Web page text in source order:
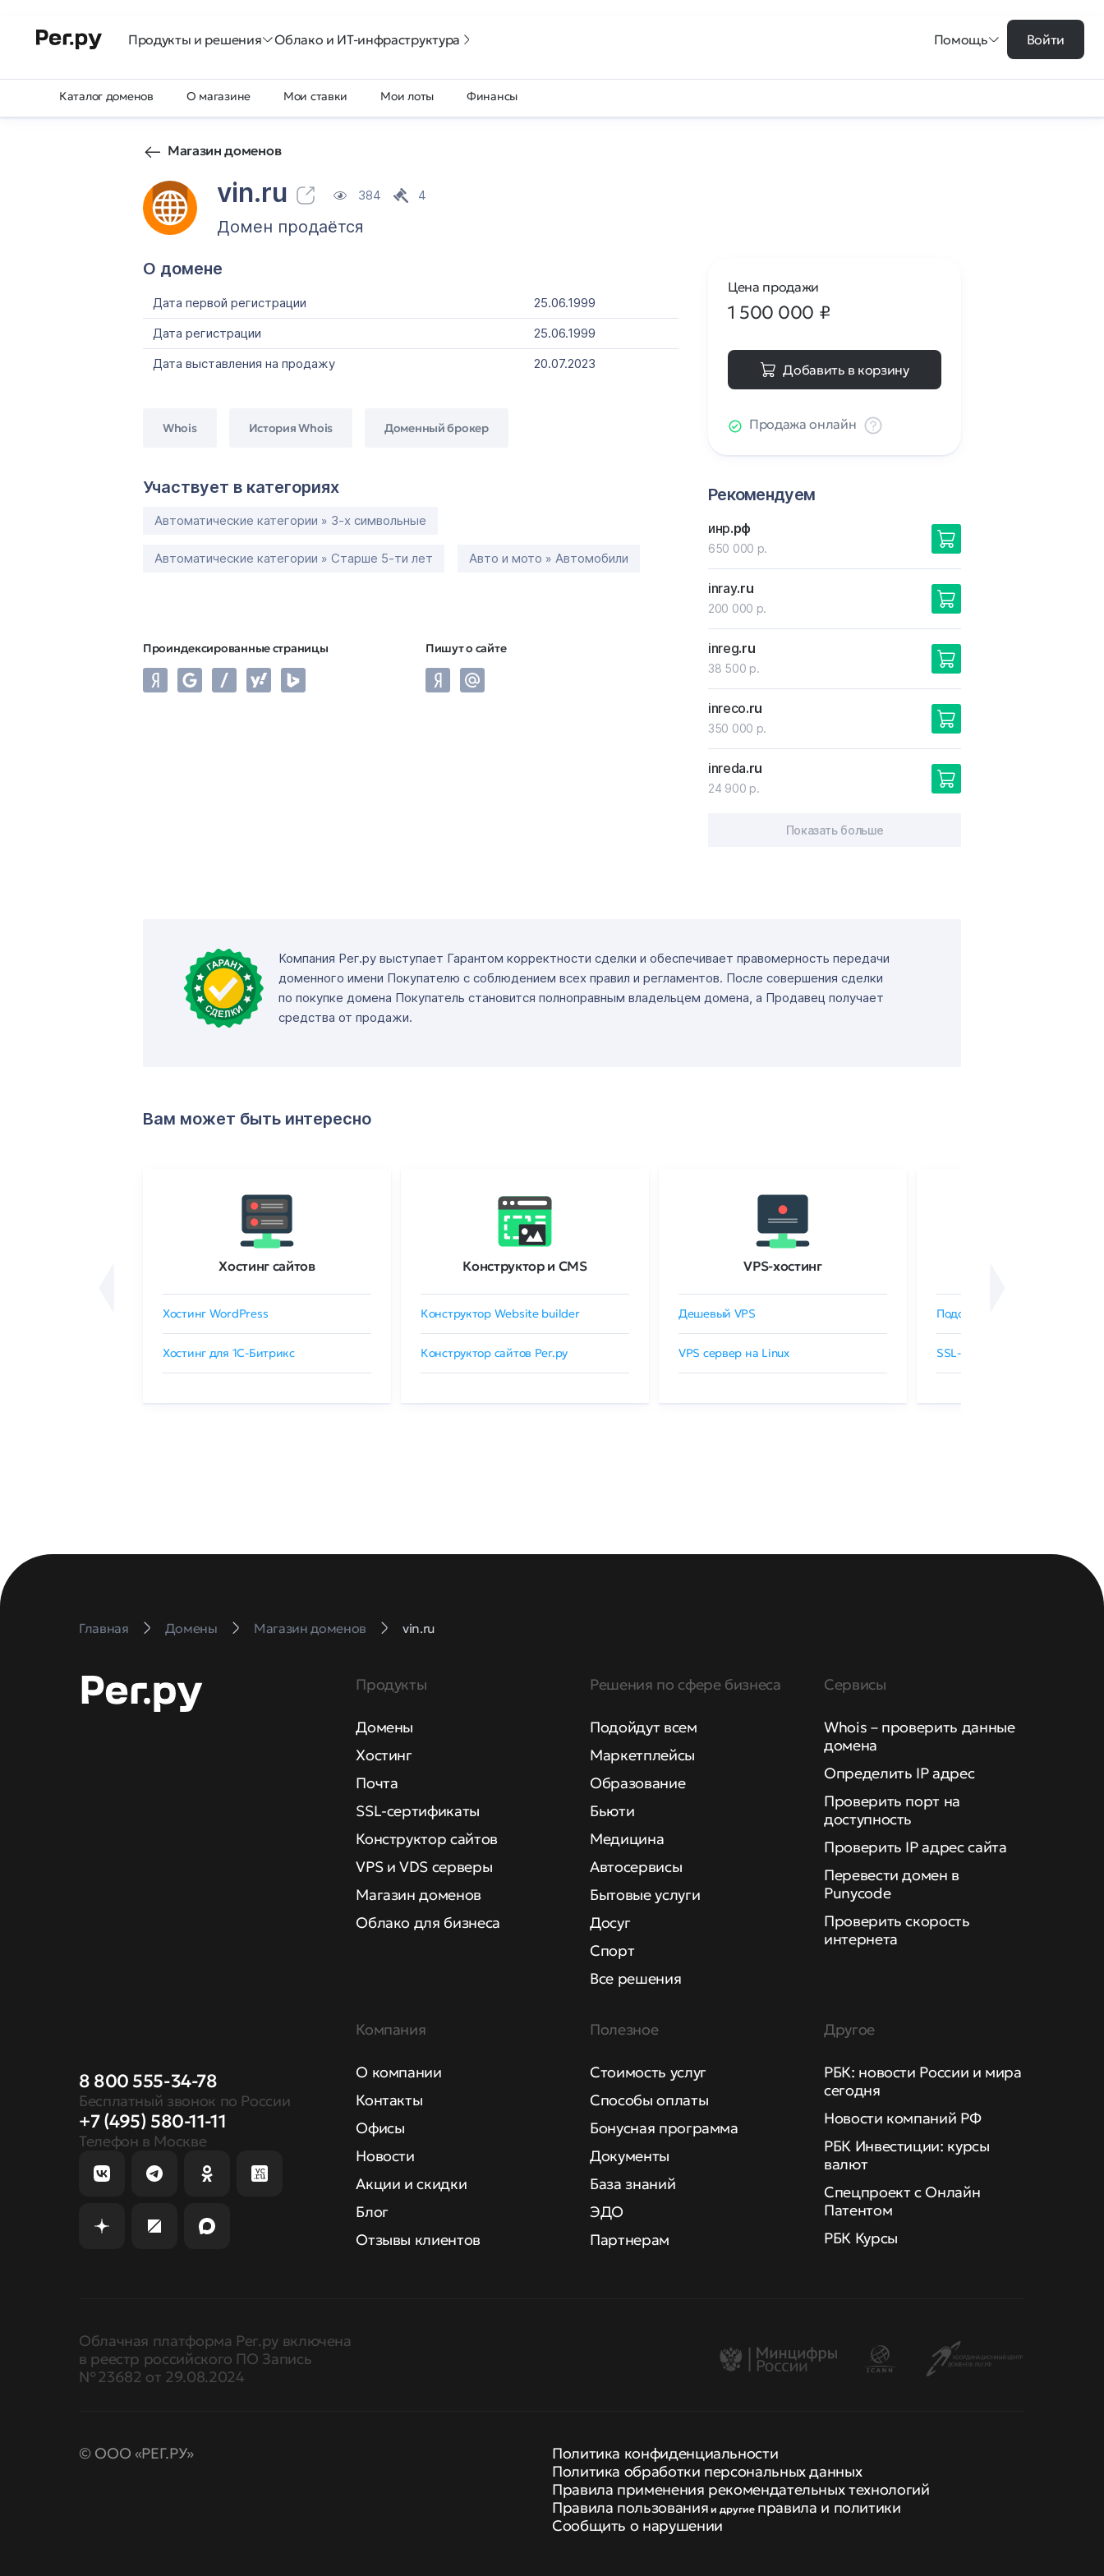
Продукты и решения Облако и ИТ-инфраструктура Помощь Войти
Каталог доменов О магазине Мои ставки Мои лоты Финансы
Магазин доменов
vin.ru 384 4
Домен продаётся
О домене
Дата первой регистрации
25.06.1999
Дата регистрации
25.06.1999
Дата выставления на продажу
20.07.2023
Whois История Whois Доменный брокер
Участвует в категориях
Автоматические категории » 3-х символьные
Автоматические категории » Старше 5-ти лет Авто и мото » Автомобили
Проиндексированные страницы Пишут о сайте
Цена продажи
1 500 000 ₽
Добавить в корзину
Продажа онлайн
Рекомендуем
инр.рф
650 000 р.
inray.ru
200 000 р.
inreg.ru
38 500 р.
inreco.ru
350 000 р.
inreda.ru
24 900 р.
Показать больше
Компания Рег.ру выступает Гарантом корректности сделки и обеспечивает правомерность передачи
доменного имени Покупателю с соблюдением всех правил и регламентов. После совершения сделки
по покупке домена Покупатель становится полноправным владельцем домена, а Продавец получает
средства от продажи.
Вам может быть интересно
Хостинг сайтов
Хостинг WordPress
Хостинг для 1C-Битрикс
Конструктор и CMS
Конструктор Website builder
Конструктор сайтов Рег.ру
VPS-хостинг
Дешевый VPS
VPS сервер на Linux
Подобрать SSL-сертификат
SSL-сертификаты GlobalSign
Главная Домены Магазин доменов vin.ru
8 800 555-34-78
Бесплатный звонок по России
+7 (495) 580-11-11
Телефон в Москве
Продукты
Домены
Хостинг
Почта
SSL-сертификаты
Конструктор сайтов
VPS и VDS серверы
Магазин доменов
Облако для бизнеса
Решения по сфере бизнеса
Подойдут всем
Маркетплейсы
Образование
Бьюти
Медицина
Автосервисы
Бытовые услуги
Досуг
Спорт
Все решения
Сервисы
Whois – проверить данные
домена
Определить IP адрес
Проверить порт на
доступность
Проверить IP адрес сайта
Перевести домен в
Punycode
Проверить скорость
интернета
Компания
О компании
Контакты
Офисы
Новости
Акции и скидки
Блог
Отзывы клиентов
Полезное
Стоимость услуг
Способы оплаты
Бонусная программа
Документы
База знаний
ЭДО
Партнерам
Другое
РБК: новости России и мира
сегодня
Новости компаний РФ
РБК Инвестиции: курсы
валют
Спецпроект с Онлайн
Патентом
РБК Курсы
Облачная платформа Рег.ру включена
в реестр российского ПО Запись
№ 23682 от 29.08.2024
© ООО «РЕГ.РУ»
Политика конфиденциальности
Политика обработки персональных данных
Правила применения рекомендательных технологий
Правила пользования и другие правила и политики
Сообщить о нарушении